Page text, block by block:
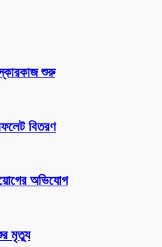
শুরু
বিতরণ
অভিযোগ
মৃত্যু